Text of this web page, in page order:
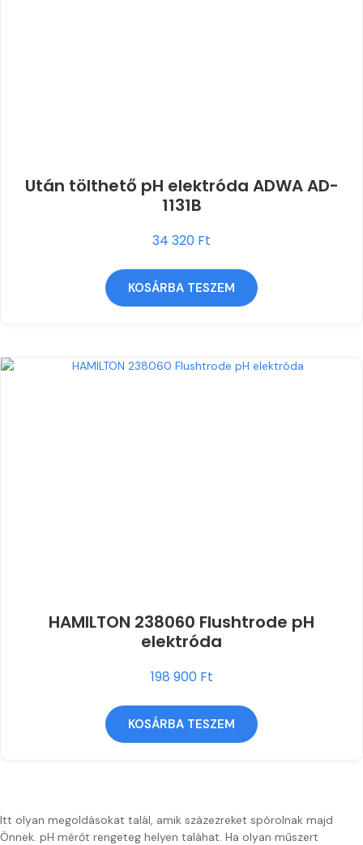
Után tölthető pH elektróda ADWA AD-
1131B
34 320 Ft
KOSÁRBA TESZEM
HAMILTON 238060 Flushtrode pH
elektróda
198 900 Ft
KOSÁRBA TESZEM
Itt olyan megoldásokat talál, amik százezreket spórolnak majd
Önnek. pH mérőt rengeteg helyen taláhat. Ha olyan műszert